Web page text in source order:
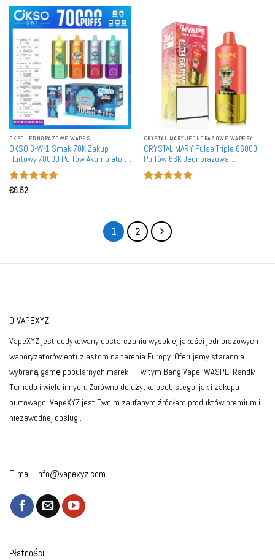
OKSO JEDNORAZOWE WAPES
OKSO 3-W-1 Smak 70K Zakup
Hurtowy 70000 Puffów Akumulatory
Jednorazowe Vape'a Detaliczne
Oceniono
€6.52
CRYSTAL MARY JEDNORAZOWE WAPESY
CRYSTAL MARY Pulse Triple 66000
Puffów 66K Jednorazowa
Waporyzator Hurtownia Cewka
Siatkowa Wyświetlacz LED Zakup
1 2
O VAPEXYZ
VapeXYZ jest dedykowany dostarczaniu wysokiej jakości jednorazowych
waporyzatorów entuzjastom na terenie Europy. Oferujemy starannie
wybraną gamę popularnych marek — w tym Bang Vape, WASPE, RandM
Tornado i wiele innych. Zarówno do użytku osobistego, jak i zakupu
hurtowego, VapeXYZ jest Twoim zaufanym źródłem produktów premium i
niezawodnej obsługi.
E-mail: info@vapexyz.com
Płatności